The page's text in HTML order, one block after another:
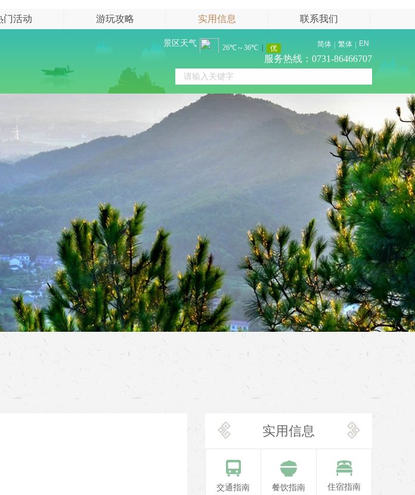
门活动 游玩攻略 实用信息 联系我们
景区天气 简体 繁体 EN
服务热线：0731-86466707
实用信息
交通指南 餐饮指南 住宿指南